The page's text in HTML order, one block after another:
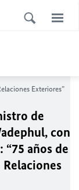
Exteriores”
de
con
años de